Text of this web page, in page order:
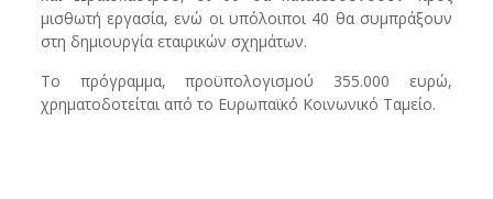
μισθωτή εργασία, ενώ οι υπόλοιποι 40 θα συμπράξουν
στη δημιουργία εταιρικών σχημάτων.
Το πρόγραμμα, προϋπολογισμού 355.000 ευρώ,
χρηματοδοτείται από το Ευρωπαϊκό Κοινωνικό Ταμείο.